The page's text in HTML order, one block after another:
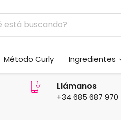
Método Curly Ingredientes
Llámanos
+34 685 687 970